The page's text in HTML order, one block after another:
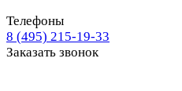
Телефоны
8 (495) 215-19-33
Заказать звонок